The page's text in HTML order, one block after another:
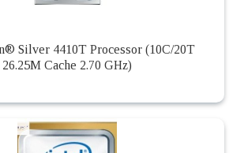
Silver 4410T Processor (10C/20T
26.25M Cache 2.70 GHz)